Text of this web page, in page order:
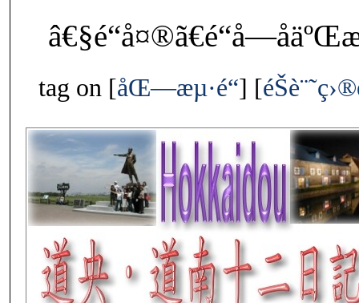
tag on åŒ—æµ·é“